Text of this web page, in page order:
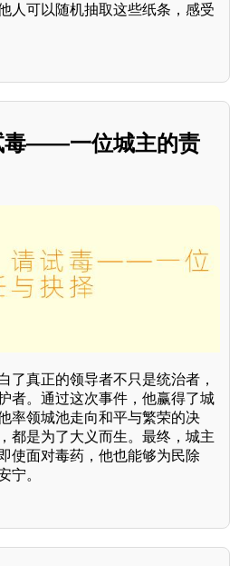
人可以随机抽取这些纸条，感受
毒——一位城主的责
了真正的领导者不只是统治者，
者。通过这次事件，他赢得了城
率领城池走向和平与繁荣的决
都是为了大义而生。最终，城主
使面对毒药，他也能够为民除
宁。